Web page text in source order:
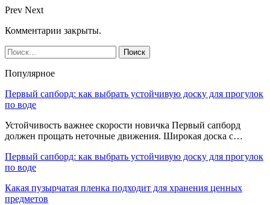
Prev Next
Комментарии закрыты.
Популярное
Первый сапборд: как выбрать устойчивую доску для прогулок
по воде
Устойчивость важнее скорости новичка Первый сапборд
должен прощать неточные движения. Широкая доска с…
Первый сапборд: как выбрать устойчивую доску для прогулок
по воде
Какая пузырчатая пленка подходит для хранения ценных
предметов